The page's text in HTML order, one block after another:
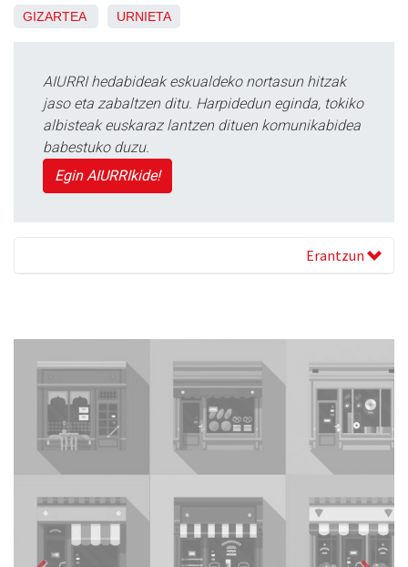
GIZARTEA URNIETA
AIURRI hedabideak eskualdeko nortasun hitzak
jaso eta zabaltzen ditu. Harpidedun eginda, tokiko
albisteak euskaraz lantzen dituen komunikabidea
babestuko duzu.
Egin AIURRIkide!
Erantzun